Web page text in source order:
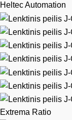
Heltec Automation
Extrema Ratio